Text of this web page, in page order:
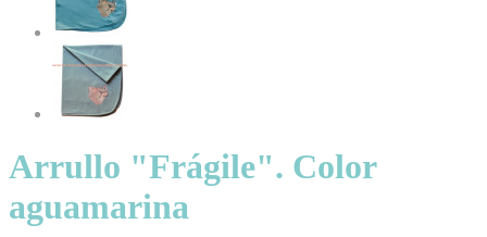
Arrullo "Frágile". Color
aguamarina